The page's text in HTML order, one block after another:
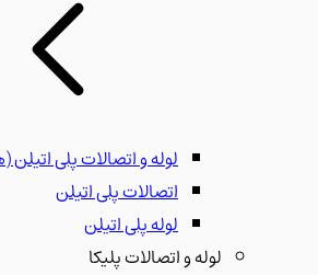
لوله و اتصالات پلی اتیلن(همه)
اتصالات پلی اتیلن
لوله پلی اتیلن
لوله و اتصالات پلیکا